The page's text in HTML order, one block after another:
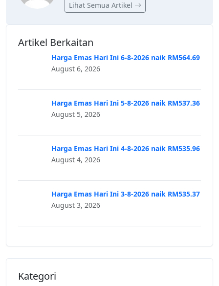
Lihat Semua Artikel
Artikel Berkaitan
Harga Emas Hari Ini 6-8-2026 naik RM564.69
August 6, 2026
Harga Emas Hari Ini 5-8-2026 naik RM537.36
August 5, 2026
Harga Emas Hari Ini 4-8-2026 naik RM535.96
August 4, 2026
Harga Emas Hari Ini 3-8-2026 naik RM535.37
August 3, 2026
Kategori